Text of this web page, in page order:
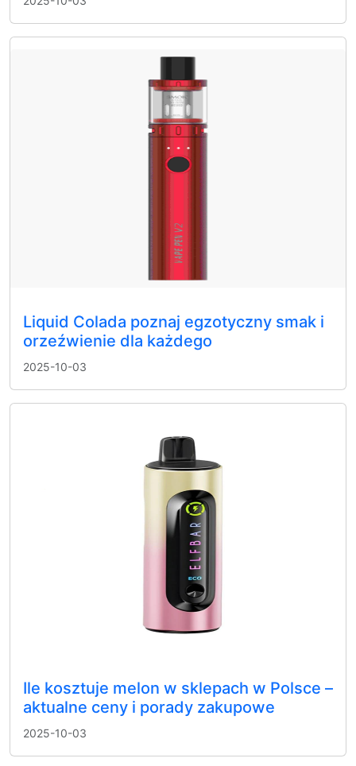
Liquid Colada poznaj egzotyczny smak i
orzeźwienie dla każdego
2025-10-03
Ile kosztuje melon w sklepach w Polsce –
aktualne ceny i porady zakupowe
2025-10-03